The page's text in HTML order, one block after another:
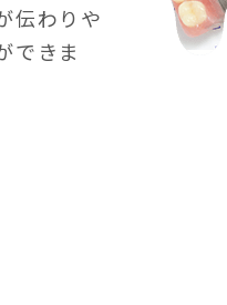
伝わりや
できま